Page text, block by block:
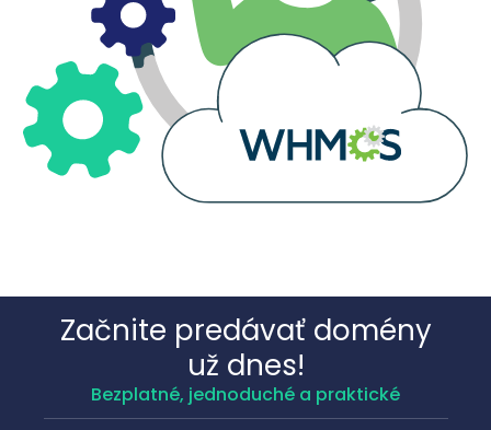
Začnite predávať domény
už dnes!
Bezplatné, jednoduché a praktické